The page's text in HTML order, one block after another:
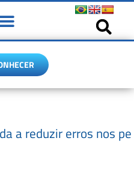
a reduzir erros nos pe